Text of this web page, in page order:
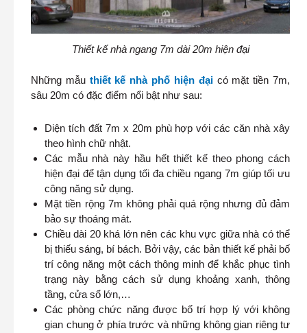
Thiết kế nhà ngang 7m dài 20m hiện đại
Những mẫu thiết kế nhà phố hiện đạicó mặt tiền 7m,
sâu 20m có đặc điểm nổi bật như sau:
Diện tích đất 7m x 20m phù hợp với các căn nhà xây
theo hình chữ nhật.
Các mẫu nhà này hầu hết thiết kế theo phong cách
hiện đại để tận dụng tối đa chiều ngang 7m giúp tối ưu
công năng sử dụng.
Mặt tiền rộng 7m không phải quá rộng nhưng đủ đảm
bảo sự thoáng mát.
Chiều dài 20 khá lớn nên các khu vực giữa nhà có thể
bị thiếu sáng, bí bách. Bởi vậy, các bản thiết kế phải bố
trí công năng một cách thông minh để khắc phục tình
trạng này bằng cách sử dụng khoảng xanh, thông
tầng, cửa sổ lớn,…
Các phòng chức năng được bố trí hợp lý với không
gian chung ở phía trước và những không gian riêng tư